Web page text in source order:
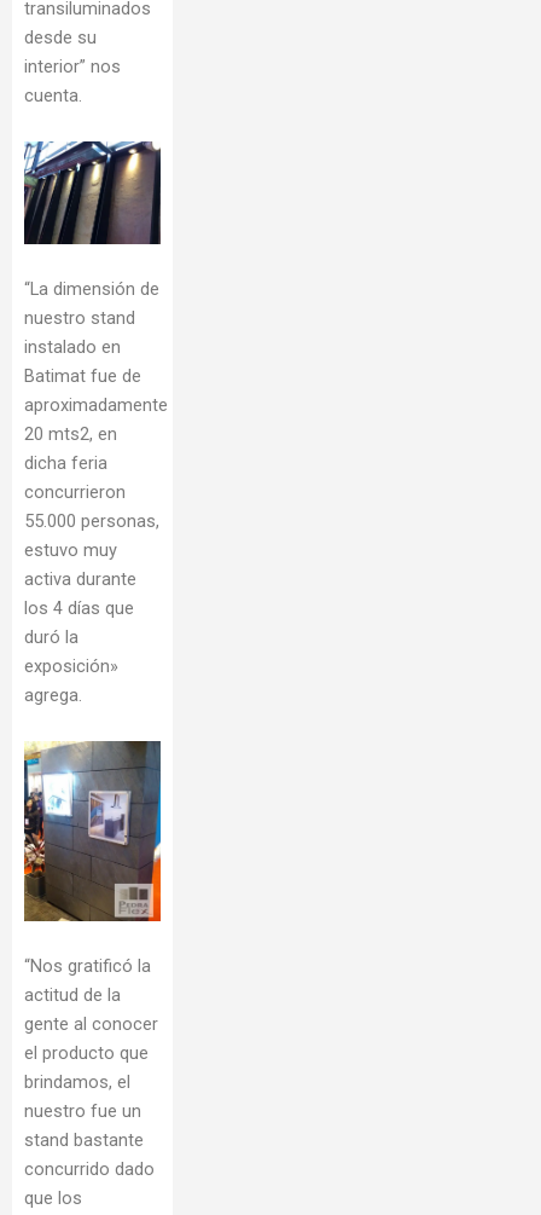
transiluminados
desde su
interior” nos
cuenta.
“La dimensión de
nuestro stand
instalado en
Batimat fue de
aproximadamente
20 mts2, en
dicha feria
concurrieron
55.000 personas,
estuvo muy
activa durante
los 4 días que
duró la
exposición»
agrega.
“Nos gratificó la
actitud de la
gente al conocer
el producto que
brindamos, el
nuestro fue un
stand bastante
concurrido dado
que los